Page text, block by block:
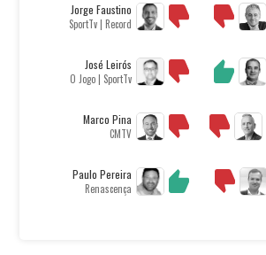
Jorge Faustino
SportTv | Record
José Leirós
O Jogo | SportTv
Marco Pina
CMTV
Paulo Pereira
Renascença